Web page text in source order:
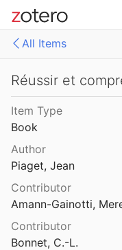
Site navigation
All Items
All Items
Analytiques
Livres
Thom
Piaget au Dr
Jean Piaget
Sutton-Smith
Réussir et
Item Type
Book
Author
Piaget, Jean
Contributor
Amann-Gainotti,
Contributor
Bonnet, C.-L.